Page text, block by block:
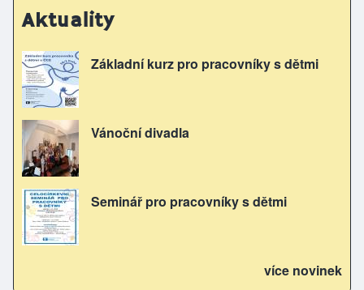
Aktuality
Základní kurz pro pracovníky s dětmi
Vánoční divadla
Seminář pro pracovníky s dětmi
více novinek